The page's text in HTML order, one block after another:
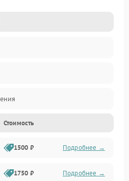
Стоимость
1500 ₽ Подробнее →
1750 ₽ Подробнее →